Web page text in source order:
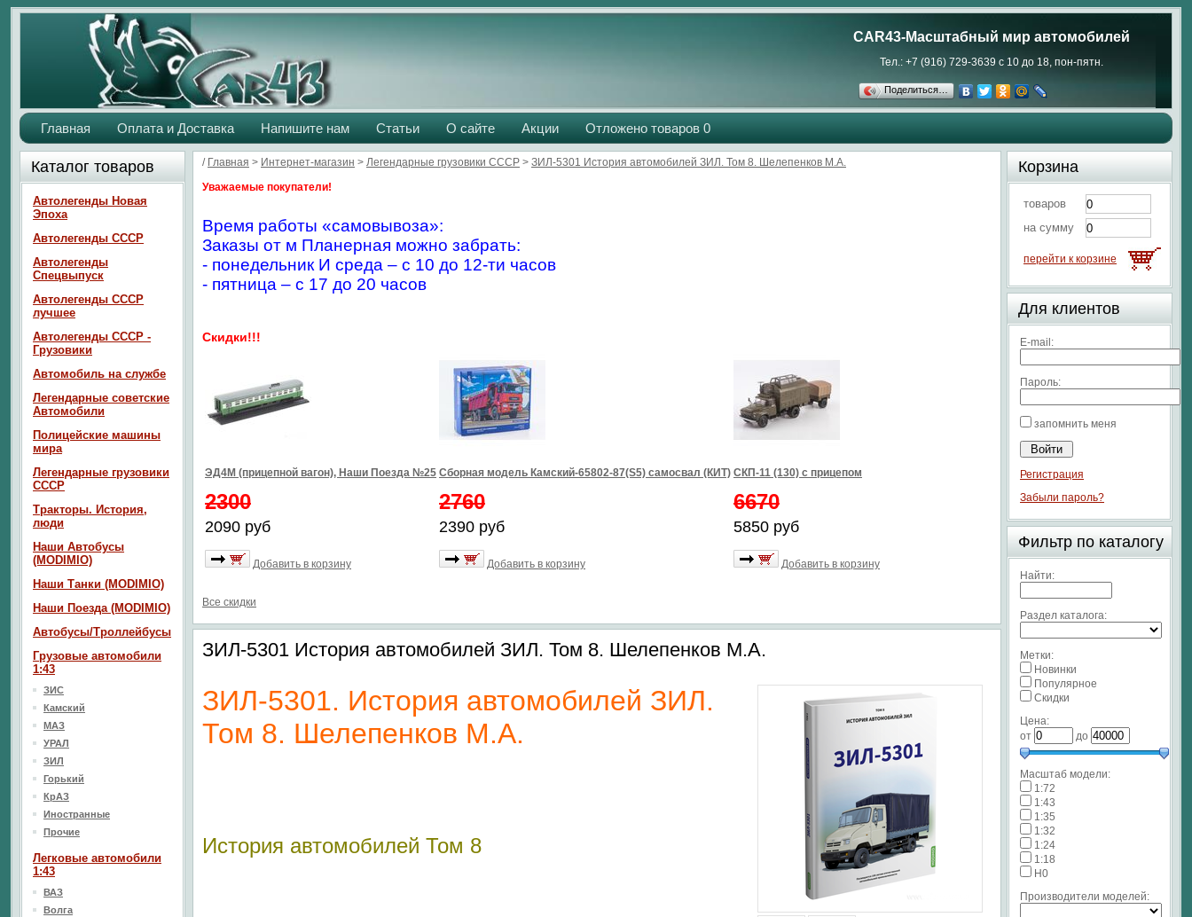
CAR43-Масштабный мир автомобилей
Тел.: +7 (916) 729-3639 с 10 до 18, пон-пятн.
Поделиться…
Главная Оплата и Доставка Напишите нам Статьи О сайте Акции Отложено товаров 0
/ Главная > Интернет-магазин > Легендарные грузовики СССР > ЗИЛ-5301 История автомобилей ЗИЛ. Том 8. Шелепенков М.А.
Уважаемые покупатели!
Время работы «самовывоза»:
Заказы от м Планерная можно забрать:
- понедельник И среда – с 10 до 12-ти часов
- пятница – с 17 до 20 часов
Скидки!!!
ЭД4М (прицепной вагон), Наши Поезда №25
2300
2090 руб
Добавить в корзину
Сборная модель Камский-65802-87(S5) самосвал (КИТ)
2760
2390 руб
Добавить в корзину
СКП-11 (130) с прицепом
6670
5850 руб
Добавить в корзину
Все скидки
ЗИЛ-5301 История автомобилей ЗИЛ. Том 8. Шелепенков М.А.
ЗИЛ-5301. История автомобилей ЗИЛ.
Том 8. Шелепенков М.А.
История автомобилей Том 8
Каталог товаров
Автолегенды Новая
Эпоха
Автолегенды СССР
Автолегенды
Спецвыпуск
Автолегенды СССР
лучшее
Автолегенды СССР -
Грузовики
Автомобиль на службе
Легендарные советские
Автомобили
Полицейские машины
мира
Легендарные грузовики
СССР
Тракторы. История,
люди
Наши Автобусы
(MODIMIO)
Наши Танки (MODIMIO)
Наши Поезда (MODIMIO)
Автобусы/Троллейбусы
Грузовые автомобили
1:43
ЗИС
Камский
МАЗ
УРАЛ
ЗИЛ
Горький
КрАЗ
Иностранные
Прочие
Легковые автомобили
1:43
ВАЗ
Волга
Корзина
товаров
на сумму
перейти к корзине
Для клиентов
E-mail:
Пароль:
запомнить меня
Регистрация
Забыли пароль?
Фильтр по каталогу
Найти:
Раздел каталога:
Метки:
Новинки
Популярное
Скидки
Цена:
от
до
Масштаб модели:
1:72
1:43
1:35
1:32
1:24
1:18
H0
Производители моделей: